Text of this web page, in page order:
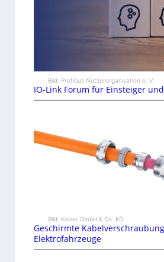
Bild: Profibus Nutzerorganisation e. V.
IO-Link Forum für Einsteiger
Bild: Kaiser GmbH & Co. KG
Geschirmte
Elektrofahrzeuge